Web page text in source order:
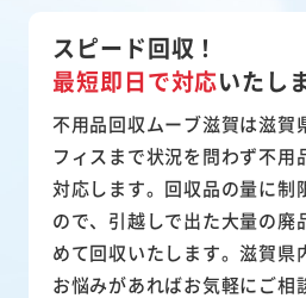
スピード回収！
最短即日で対応いたし
不用品回収ムーブ滋賀は滋賀
フィスまで状況を問わず不用
対応します。回収品の量に制
ので、引越しで出た大量の廃
めて回収いたします。滋賀県
お悩みがあればお気軽にご相